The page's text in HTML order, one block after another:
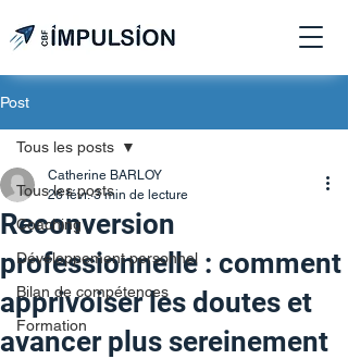
Post
Tous les posts
Coaching
Développement personnel
Bilan de compétences
Formation
Tous les posts
Reconversion
professionnelle : comment
apprivoiser les doutes et
avancer plus sereinement
Catherine BARLOY
26 févr. 3 min de lecture